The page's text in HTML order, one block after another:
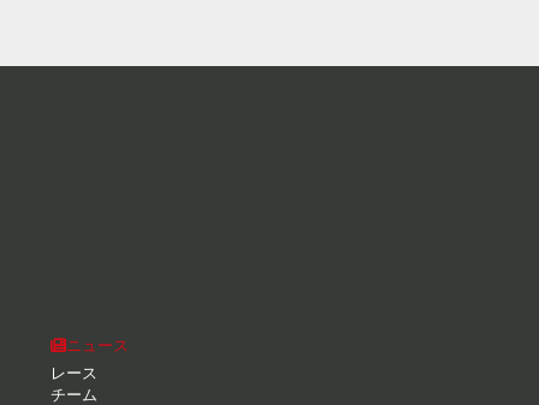
ニュース
レース
チーム